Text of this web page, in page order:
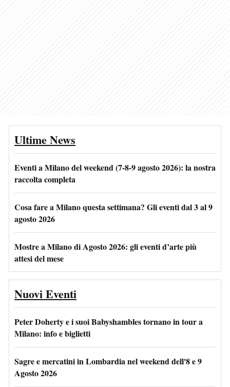
Ultime News
Eventi a Milano del weekend (7-8-9 agosto 2026): la nostra
raccolta completa
Cosa fare a Milano questa settimana? Gli eventi dal 3 al 9
agosto 2026
Mostre a Milano di Agosto 2026: gli eventi d’arte più
attesi del mese
Nuovi Eventi
Peter Doherty e i suoi Babyshambles tornano in tour a
Milano: info e biglietti
Sagre e mercatini in Lombardia nel weekend dell'8 e 9
Agosto 2026